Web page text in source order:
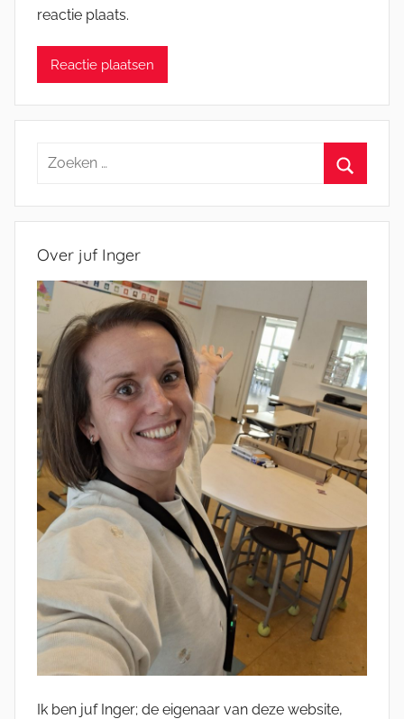
reactie plaats.
Zoeken
Over juf Inger
Ik ben juf Inger; de eigenaar van deze website,